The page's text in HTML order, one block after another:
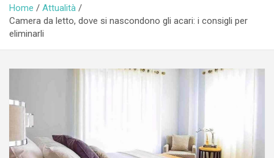
Home
Attualità
Camera da letto, dove si nascondono gli acari: i consigli per
eliminarli